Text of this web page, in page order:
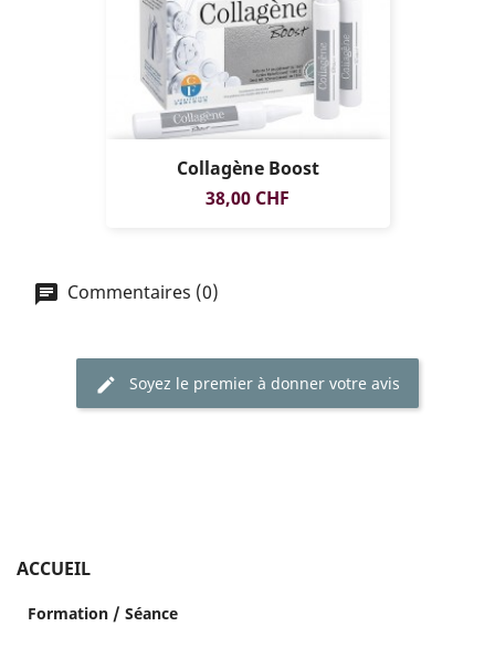
Collagène Boost
Prix
38,00 CHF
Commentaires (0)
Soyez le premier à donner votre avis
ACCUEIL
Formation / Séance